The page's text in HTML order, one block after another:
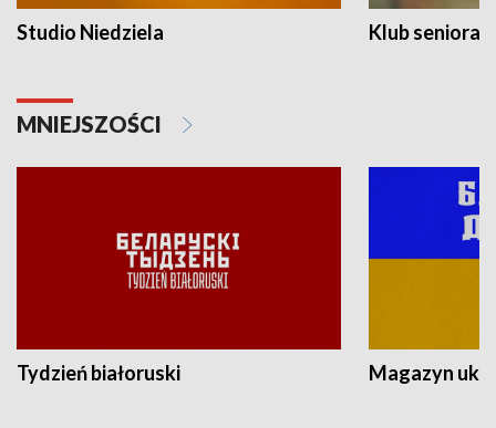
Studio Niedziela Klub seniora
MNIEJSZOŚCI
Tydzień białoruski Magazyn